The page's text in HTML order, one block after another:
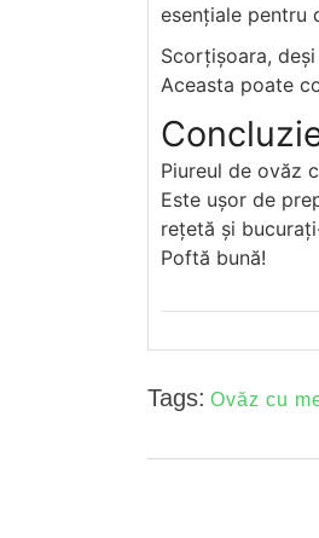
esențiale pentru
Scorțișoara,
Aceasta poate
Piureul de ovăz
Este ușor de
rețetă și
Poftă bună!
Tags: Ovăz cu